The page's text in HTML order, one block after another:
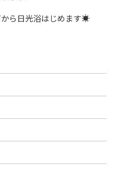
ら日光浴はじめます☀